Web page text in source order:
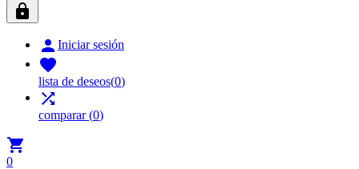

 Iniciar sesión

lista de deseos(0)

comparar (0)

0